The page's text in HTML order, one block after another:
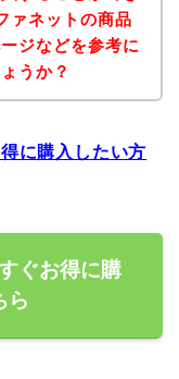
ァネットの商品
ジなどを参考に
うか？
に購入したい方
ぐお得に購
ら